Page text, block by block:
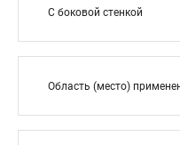
С боковой стенкой
Область (место)